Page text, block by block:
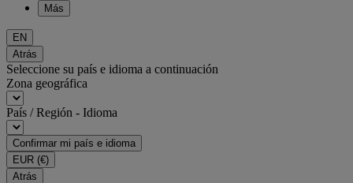
Más
EN
Atrás
Seleccione su país e idioma a continuación
Zona geográfica
País / Región - Idioma
Confirmar mi país e idioma
EUR (€)
Atrás